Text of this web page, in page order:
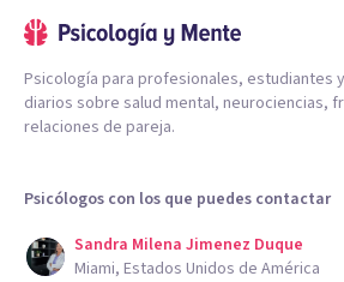
Psicología para profesionales, estudiantes
diarios sobre salud mental, neurociencias,
relaciones de pareja.
Psicólogos con los que puedes contactar
Sandra Milena Jimenez Duque
Miami, Estados Unidos de América